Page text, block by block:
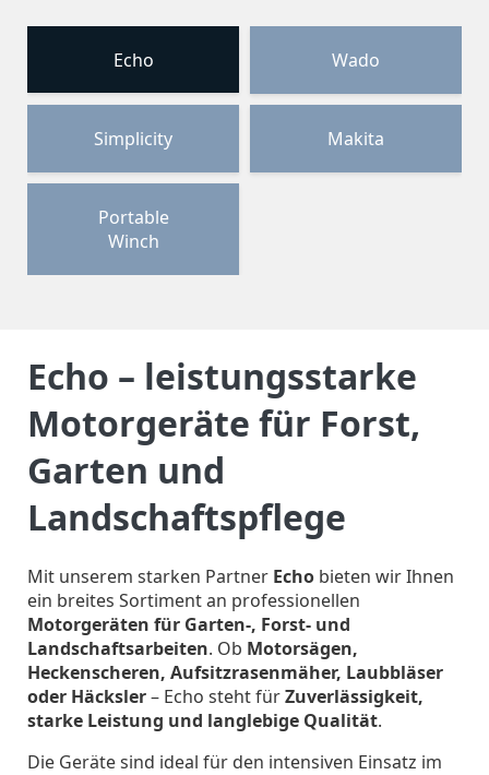
Echo Wado
Simplicity Makita
Portable
Winch
Echo – leistungsstarke
Motorgeräte für Forst,
Garten und
Landschaftspflege
Mit unserem starken Partner Echo bieten wir Ihnen
ein breites Sortiment an professionellen
Motorgeräten für Garten-, Forst- und
Landschaftsarbeiten. Ob Motorsägen,
Heckenscheren, Aufsitzrasenmäher, Laubbläser
oder Häcksler– Echo steht fürZuverlässigkeit,
starke Leistung und langlebige Qualität.
Die Geräte sind ideal für den intensiven Einsatz im